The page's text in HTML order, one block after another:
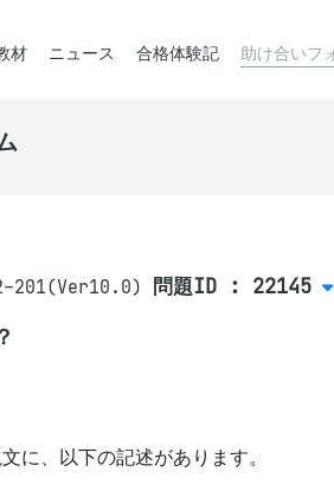
材 ニュース 合格体験記 助け合いフ
201(Ver10.0) 問題ID : 22145
に、以下の記述があります。